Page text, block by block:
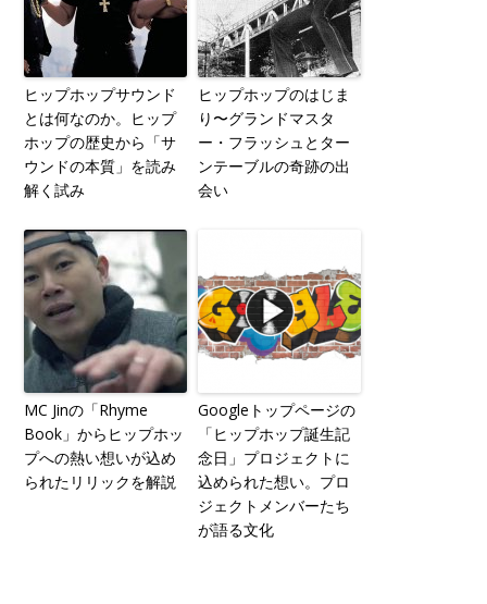
ヒップホップサウンド
とは何なのか。ヒップ
ホップの歴史から「サ
ウンドの本質」を読み
解く試み
ヒップホップのはじま
り〜グランドマスタ
ー・フラッシュとター
ンテーブルの奇跡の出
会い
MC Jinの「Rhyme
Book」からヒップホッ
プへの熱い想いが込め
られたリリックを解説
Googleトップページの
「ヒップホップ誕生記
念日」プロジェクトに
込められた想い。プロ
ジェクトメンバーたち
が語る文化